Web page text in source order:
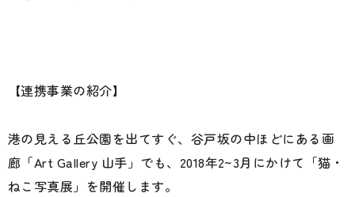
【連携事業の紹介】
港の見える丘公園を出てすぐ、谷戸坂の中ほどにある画
廊「Art Gallery 山手」でも、2018年2~3月にかけて「猫・
ねこ写真展」を開催します。